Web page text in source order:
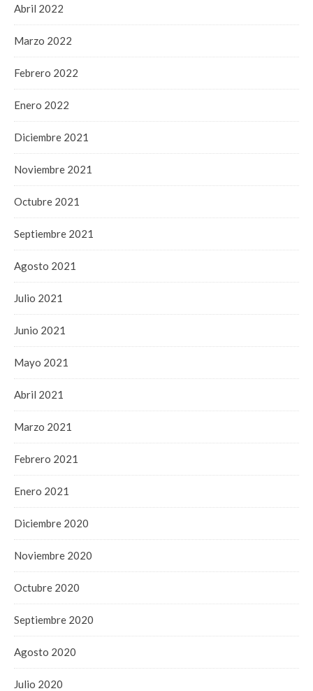
Abril 2022
Marzo 2022
Febrero 2022
Enero 2022
Diciembre 2021
Noviembre 2021
Octubre 2021
Septiembre 2021
Agosto 2021
Julio 2021
Junio 2021
Mayo 2021
Abril 2021
Marzo 2021
Febrero 2021
Enero 2021
Diciembre 2020
Noviembre 2020
Octubre 2020
Septiembre 2020
Agosto 2020
Julio 2020